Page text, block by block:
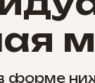
в форме